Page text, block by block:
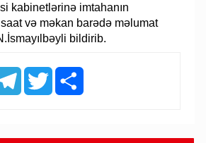
kabinetlərinə imtahanın
və məkan barədə məlumat
bildirib.
TelegramTwitter